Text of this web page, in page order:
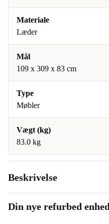
Materiale
Læder
Mål
109 x 309 x 83 cm
Type
Møbler
Vægt (kg)
83.0 kg
Beskrivelse
Din nye refurbed enhed